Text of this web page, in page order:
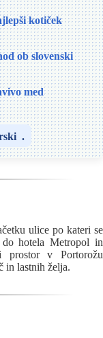
kotiček
ob slovenski
med
.
ulice po kateri se
hotela Metropol in
prostor v Portorožu
in lastnih želja.